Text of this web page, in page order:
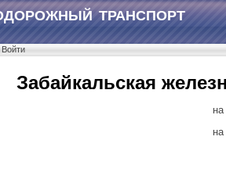
ТРАНСПОРТ
Войти
Забайкальская